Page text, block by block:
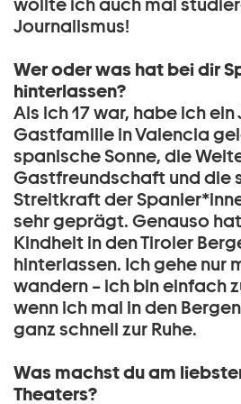
wollte ich auch mal
Journalismus!
Wer oder was hat bei dir
hinterlassen?
Als ich 17 war, habe ich
Gastfamilie in Valencia
spanische Sonne, die
Gastfreundschaft und die
Streitkraft der
sehr geprägt. Genauso
Kindheit in den Tiroler
hinterlassen. Ich gehe nur
wandern – ich bin einfach
wenn ich mal in den
ganz schnell zur Ruhe.
Was machst du am
Theaters?